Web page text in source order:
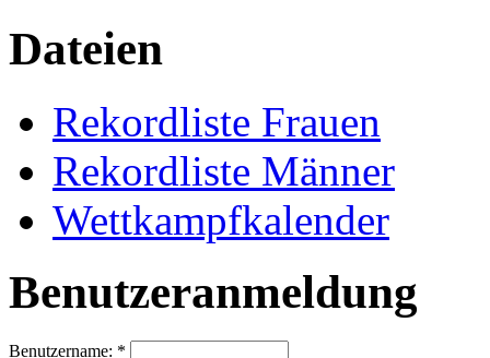
Dateien
Rekordliste Frauen
Rekordliste Männer
Wettkampfkalender
Benutzeranmeldung
Benutzername: *